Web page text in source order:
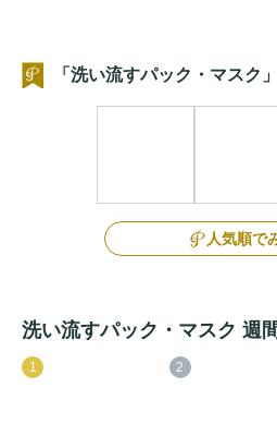
「洗い流すパック・マスク
人気順で
洗い流すパック・マスク 週
1 2